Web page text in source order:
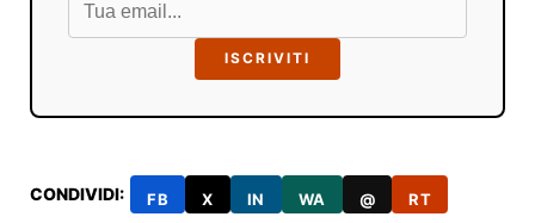
ISCRIVITI
CONDIVIDI: FB X IN WA @ RT